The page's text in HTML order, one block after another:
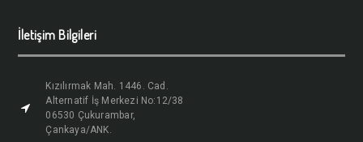
İletişim Bilgileri
Kızılırmak Mah. 1446. Cad.
Alternatif İş Merkezi No:12/38
06530 Çukurambar,
Çankaya/ANK.